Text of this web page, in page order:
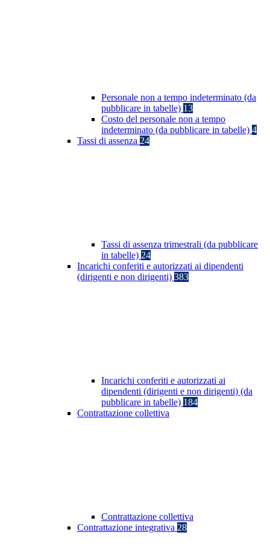
Personale non a tempo indeterminato (da
pubblicare in tabelle) 13
Costo del personale non a tempo
indeterminato (da pubblicare in tabelle) 4
Tassi di assenza 24
Tassi di assenza trimestrali (da pubblicare
in tabelle) 24
Incarichi conferiti e autorizzati ai dipendenti
(dirigenti e non dirigenti) 383
Incarichi conferiti e autorizzati ai
dipendenti (dirigenti e non dirigenti) (da
pubblicare in tabelle) 184
Contrattazione collettiva
Contrattazione collettiva
Contrattazione integrativa 28